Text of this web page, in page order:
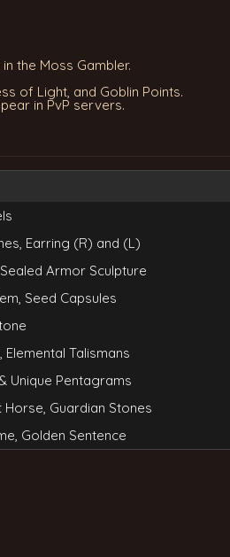
the Moss Gambler.
of Light, and Goblin Points.
in PvP servers.
Earring (R) and (L)
Sealed Armor Sculpture
Seed Capsules
Talismans
Unique Pentagrams
Horse, Guardian Stones
Golden Sentence